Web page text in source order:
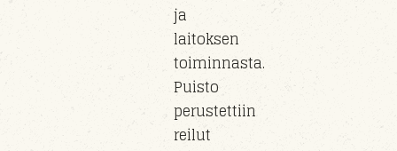
ja
laitoksen
toiminnasta.
Puisto
perustettiin
reilut